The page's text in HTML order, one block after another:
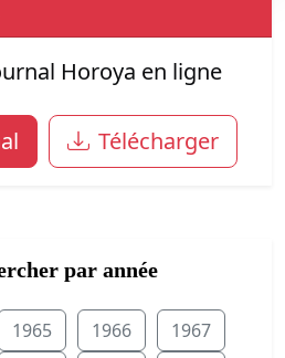
Horoya en ligne
Télécharger
par année
1965 1966
1967